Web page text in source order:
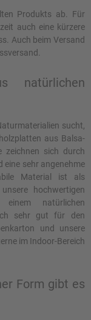
Produkts ab. Für
eine kürzere
Versand
wie etwa einen Expressversand.
natürlichen
sucht,
als
Firmenschild im Innenbereich beliebt. Auch unsere hochwertigen
gut für den
und unsere
Bereich
Form gibt es